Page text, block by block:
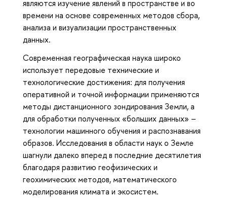
являются изучение явлений в пространстве и во
времени на основе современных методов сбора,
анализа и визуализации пространственных
данных.
Современная географическая наука широко
использует передовые технические и
технологические достижения: для получения
оперативной и точной информации применяются
методы дистанционного зондирования Земли, а
для обработки полученных «больших данных» –
технологии машинного обучения и распознавания
образов. Исследования в области наук о Земле
шагнули далеко вперед в последние десятилетия
благодаря развитию геофизических и
геохимических методов, математического
моделирования климата и экосистем.